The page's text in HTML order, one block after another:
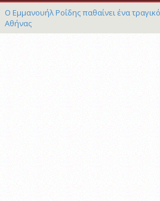
Ο Εμμανουήλ Ροΐδης παθαίνει ένα
Αθήνας